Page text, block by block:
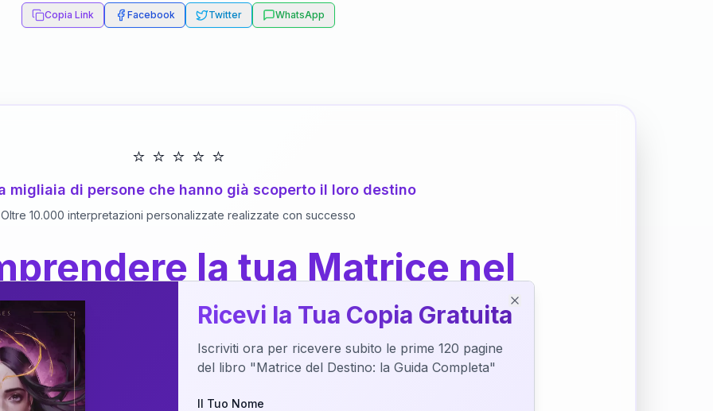
Copia Link Facebook Twitter WhatsApp
⭐ ⭐ ⭐ ⭐ ⭐
migliaia di persone che hanno già scoperto il loro destino
Oltre 10.000 interpretazioni personalizzate realizzate con successo
la tua Matrice nel
dettaglio?
della tua Matrice del Destino attraverso una nostra interpretazione
o studiando attraverso il manuale completo.
del Libro
Ricevi la Tua Copia Gratuita
Iscriviti ora per ricevere subito le prime 120 pagine
del libro "Matrice del Destino: la Guida Completa"
Il Tuo Nome